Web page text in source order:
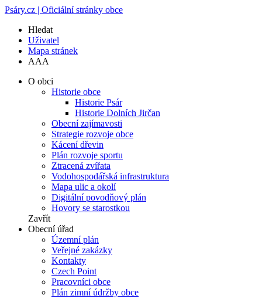
Psáry.cz | Oficiální stránky obce
Hledat
Uživatel
Mapa stránek
AAA
O obci
Historie obce
Historie Psár
Historie Dolních Jirčan
Obecní zajímavosti
Strategie rozvoje obce
Kácení dřevin
Plán rozvoje sportu
Ztracená zvířata
Vodohospodářská infrastruktura
Mapa ulic a okolí
Digitální povodňový plán
Hovory se starostkou
Zavřít
Obecní úřad
Územní plán
Veřejné zakázky
Kontakty
Czech Point
Pracovníci obce
Plán zimní údržby obce